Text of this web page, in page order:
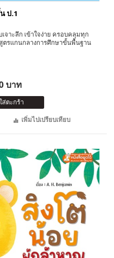
ป.1
จาะลึก เข้าใจง่าย ครอบคลุมทุก
ตรแกนกลางการศึกษาขั้นพื้นฐาน
บาท
ตะกร้า
เพิ่มไปเปรียบเทียบ